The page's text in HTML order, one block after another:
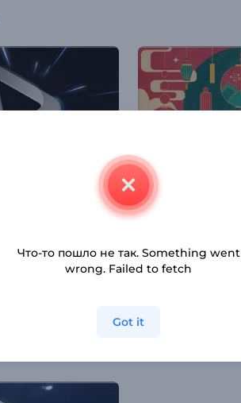
Что-то пошло не так. Something went
wrong. Failed to fetch
Got it